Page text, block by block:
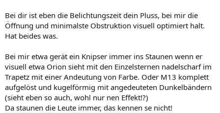
Bei dir ist eben die Belichtungszeit dein Pluss, bei mir die
Öffnung und minimalste Obstruktion visuell optimiert halt.
Hat beides was.
Bei mir etwa gerät ein Knipser immer ins Staunen wenn er
visuell etwa Orion sieht mit den Einzelsternen nadelscharf im
Trapetz mit einer Andeutung von Farbe. Oder M13 komplett
aufgelöst und kugelförmig mit angedeuteten Dunkelbändern
(sieht eben so auch, wohl nur nen Effekt!?)
Da staunen die Leute immer, das kennen se nicht!